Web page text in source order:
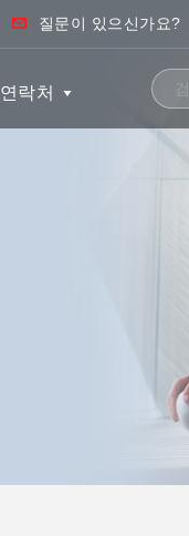
질문이 있으신가요?
연락처